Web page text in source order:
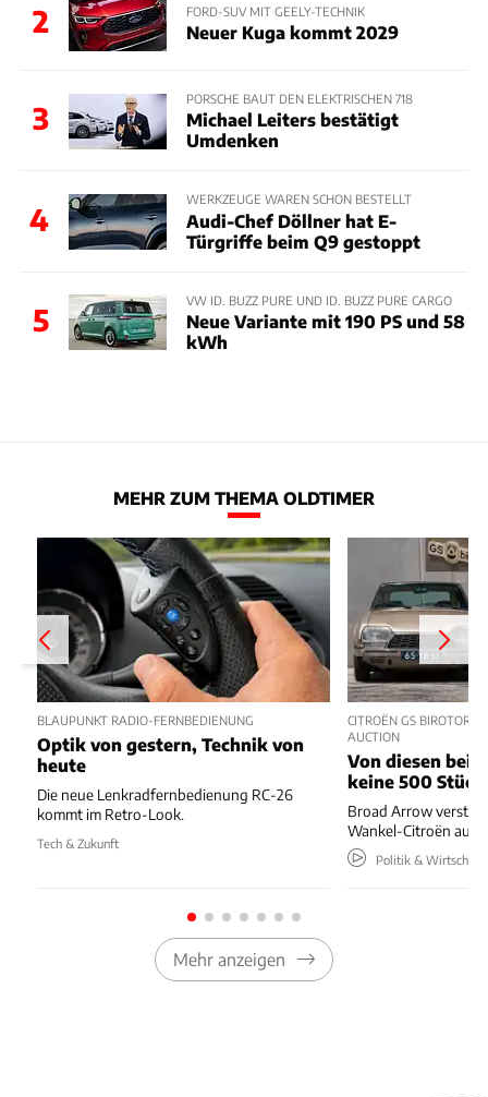
2 FORD-SUV MIT GEELY-TECHNIK
Neuer Kuga kommt 2029
3
PORSCHE BAUT DEN ELEKTRISCHEN 718
Michael Leiters bestätigt
Umdenken
4
WERKZEUGE WAREN SCHON BESTELLT
Audi-Chef Döllner hat E-
Türgriffe beim Q9 gestoppt
5
VW ID. BUZZ PURE UND ID. BUZZ PURE CARGO
Neue Variante mit 190 PS und 58
kWh
MEHR ZUM THEMA OLDTIMER
BLAUPUNKT RADIO-FERNBEDIENUNG
Optik von gestern, Technik von
heute
Die neue Lenkradfernbedienung RC-26
kommt im Retro-Look.
Tech & Zukunft
CITROËN GS BIROTOR
AUCTION
Von diesen
keine 500 Stück
Broad Arrow
Wankel-Citroën aus
Politik & Wirtschaft
Mehr anzeigen